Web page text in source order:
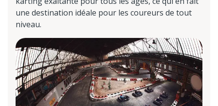
une destination idéale pour les coureurs de tout
niveau.